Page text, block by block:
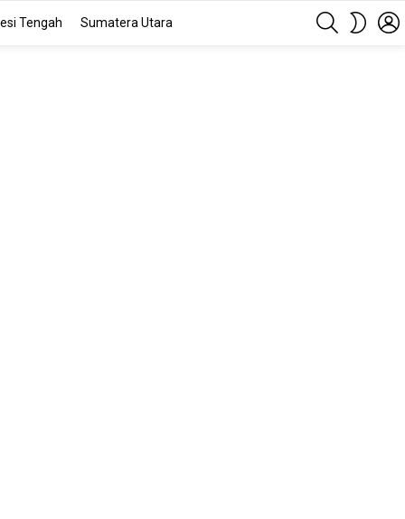
Tengah Sumatera Utara
SEARCH
SKIN